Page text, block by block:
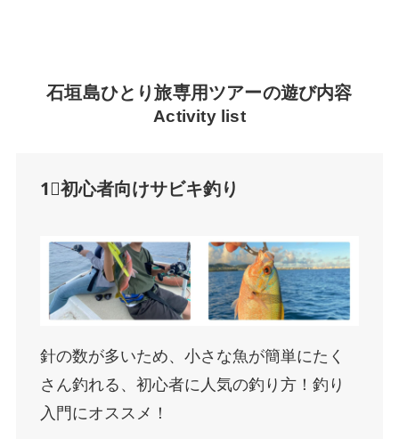
石垣島ひとり旅専用ツアーの遊び内容
Activity list
1⃣初心者向けサビキ釣り
針の数が多いため、小さな魚が簡単にたく
さん釣れる、初心者に人気の釣り方！釣り
入門にオススメ！